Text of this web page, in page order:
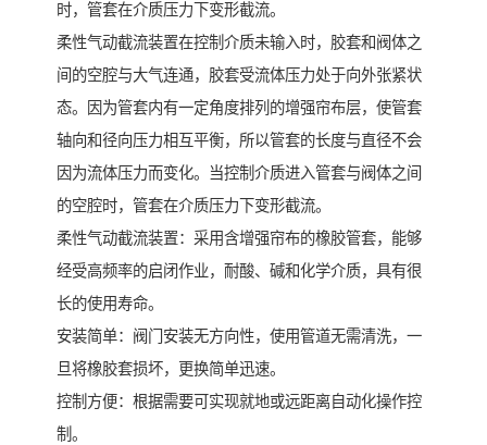
时，管套在介质压力下变形截流。
柔性气动截流装置在控制介质未输入时，胶套和阀体之
间的空腔与大气连通，胶套受流体压力处于向外张紧状
态。因为管套内有一定角度排列的增强帘布层，使管套
轴向和径向压力相互平衡，所以管套的长度与直径不会
因为流体压力而变化。当控制介质进入管套与阀体之间
的空腔时，管套在介质压力下变形截流。
柔性气动截流装置：采用含增强帘布的橡胶管套，能够
经受高频率的启闭作业，耐酸、碱和化学介质，具有很
长的使用寿命。
安装简单：阀门安装无方向性，使用管道无需清洗，一
旦将橡胶套损坏，更换简单迅速。
控制方便：根据需要可实现就地或远距离自动化操作控
制。